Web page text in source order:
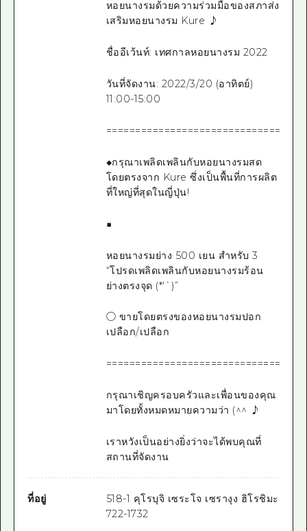
หอยนางรมด้วยความร่วมมือของสภาส่ง
เสริมหอยนางรม Kure ♪
ชื่ออีเว้นท์: เทศกาลหอยนางรม 2022
วันที่จัดงาน: 2022/3/20 (อาทิตย์)
11:00-15:00
=================================
◆กรุณาเพลิดเพลินกับหอยนางรมสด
โดยตรงจาก Kure ซึ่งเป็นพื้นที่การผลิต
ที่ใหญ่ที่สุดในญี่ปุ่น!
■
หอยนางรมย่าง 500 เยน สำหรับ 3
“โปรดเพลิดเพลินกับหอยนางรมร้อน
ย่างตรงจุด (*'`)”
○ ขายโดยตรงของหอยนางรมปอก
เปลือก/เปลือก
กรุณาเชิญครอบครัวและเพื่อนของคุณ
มาโดยทั้งหมดหมายความว่า (^^ ♪
เราหวังเป็นอย่างยิ่งว่าจะได้พบคุณที่
สถานที่จัดงาน
ที่อยู่
518-1 คุโรบุจิ เซระโจ เซรางุง ฮิโรชิมะ
722-1732